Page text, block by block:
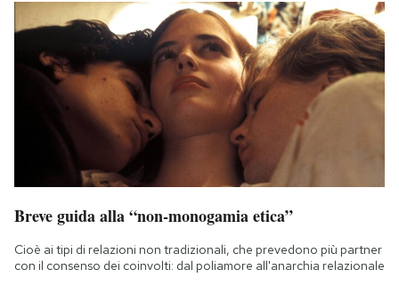
Breve guida alla “non-monogamia etica”
Cioè ai tipi di relazioni non tradizionali, che prevedono più partner
con il consenso dei coinvolti: dal poliamore all'anarchia relazionale